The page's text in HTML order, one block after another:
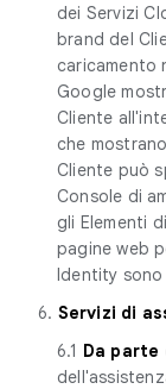
dei Servizi
brand del
caricamento
Google
Cliente
che
Cliente può
Console di
gli Elementi
pagine web
Identity
6. Servizi di
6.1 Da parte